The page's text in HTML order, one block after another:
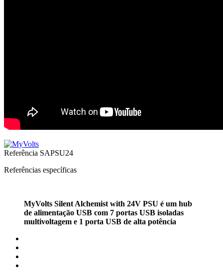
Referência SAPSU24
Referências específicas
MyVolts Silent Alchemist with 24V PSU é um hub
de alimentação USB com 7 portas USB isoladas
multivoltagem e 1 porta USB de alta potência